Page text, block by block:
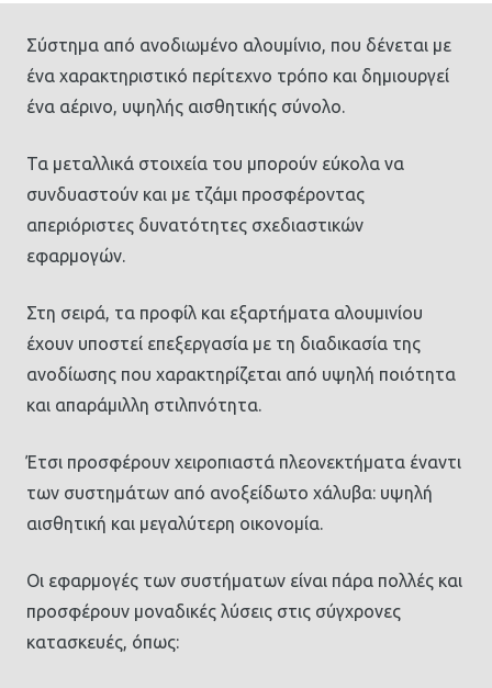
Σύστημα από ανοδιωμένο αλουμίνιο, που δένεται με
ένα χαρακτηριστικό περίτεχνο τρόπο και δημιουργεί
ένα αέρινο, υψηλής αισθητικής σύνολο.
Τα μεταλλικά στοιχεία του μπορούν εύκολα να
συνδυαστούν και με τζάμι προσφέροντας
απεριόριστες δυνατότητες σχεδιαστικών
εφαρμογών.
Στη σειρά, τα προφίλ και εξαρτήματα αλουμινίου
έχουν υποστεί επεξεργασία με τη διαδικασία της
ανοδίωσης που χαρακτηρίζεται από υψηλή ποιότητα
και απαράμιλλη στιλπνότητα.
Έτσι προσφέρουν χειροπιαστά πλεονεκτήματα έναντι
των συστημάτων από ανοξείδωτο χάλυβα: υψηλή
αισθητική και μεγαλύτερη οικονομία.
Οι εφαρμογές των συστήματων είναι πάρα πολλές και
προσφέρουν μοναδικές λύσεις στις σύγχρονες
κατασκευές, όπως: